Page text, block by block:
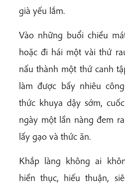
già yếu lắm.
Vào những buổi chiều
hoặc đi hái một vài thứ
nấu thành một thứ canh
làm được bấy nhiêu
thức khuya dậy sớm,
ngày một lần nàng đem
lấy gạo và thức ăn.
Khắp làng không ai
hiền thục, hiếu thuận,